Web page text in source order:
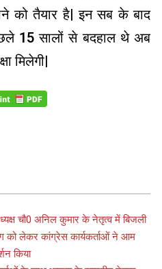
को तैयार है| इन सब के बाद
15 सालों से बदहाल थे अब
मिलेगी|
चौ0 अनिल कुमार के नेतृत्व में बिजली
को लेकर कांग्रेस कार्यकर्ताओं ने आम
किया